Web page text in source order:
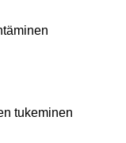
tukeminen